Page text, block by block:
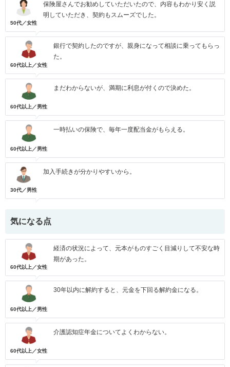
50代／女性
保険屋さんでお勧めしていただいたので、内容もわかり安く説
明していただき、契約もスムーズでした。
60代以上／女性
銀行で契約したのですが、親身になって相談に乗ってもらっ
た。
60代以上／男性
まだわからないが、満期に利息が付くので決めた。
60代以上／男性
一時払いの保険で、毎年一度配当金がもらえる。
30代／男性
加入手続きが分かりやすいから。
気になる点
60代以上／女性
経済の状況によって、元本がものすごく目減りして不安な時
期があった。
60代以上／男性
30年以内に解約すると、元金を下回る解約金になる。
60代以上／女性
介護認知症年金についてよくわからない。